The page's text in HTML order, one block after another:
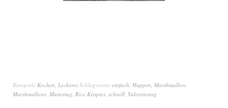
Kategorie Kochen, Leckeres Schlagwörtereinfach, Happen, Marshmallow,
Marshmallows, Muttertag, Rice Krispies, schnell, Valentinstag